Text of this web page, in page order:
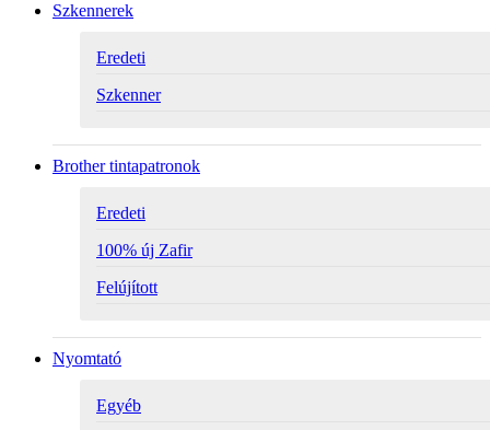
Szkennerek
Eredeti
Szkenner
Brother tintapatronok
Eredeti
100% új Zafir
Felújított
Nyomtató
Egyéb